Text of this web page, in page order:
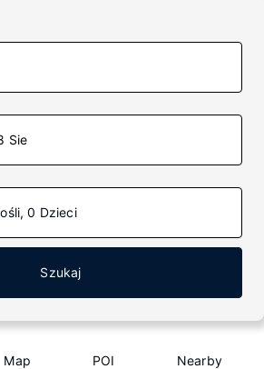
Sie
0 Dzieci
Szukaj
Map POI Nearby